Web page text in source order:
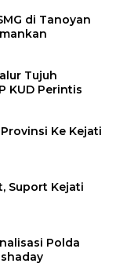
di Tanoyan
Tujuh
KUD Perintis
Ke Kejati
Suport Kejati
Polda